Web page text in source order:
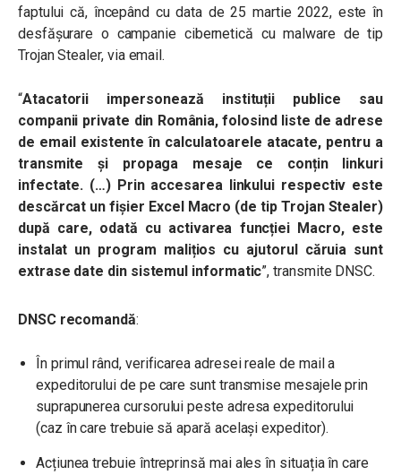
faptului că, începând cu data de 25 martie 2022, este în
desfășurare o campanie cibernetică cu malware de tip
Trojan Stealer, via email.
“Atacatorii impersonează instituții publice sau
companii private din România, folosind liste de adrese
de email existente în calculatoarele atacate, pentru a
transmite și propaga mesaje ce conțin linkuri
infectate. (…) Prin accesarea linkului respectiv este
descărcat un fișier Excel Macro (de tip Trojan Stealer)
după care, odată cu activarea funcției Macro, este
instalat un program malițios cu ajutorul căruia sunt
extrase date din sistemul informatic”, transmite DNSC.
DNSC recomandă:
În primul rând, verificarea adresei reale de mail a
expeditorului de pe care sunt transmise mesajele prin
suprapunerea cursorului peste adresa expeditorului
(caz în care trebuie să apară același expeditor).
Acțiunea trebuie întreprinsă mai ales în situația în care